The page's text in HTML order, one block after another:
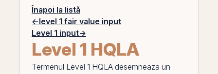
Înapoi la listă
←level 1 fair value input
Level 1 input→
Level 1 HQLA
Termenul Level 1 HQLA desemneaza un